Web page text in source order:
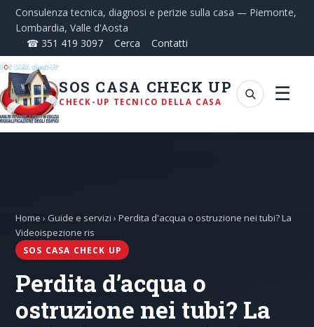
Consulenza tecnica, diagnosi e perizie sulla casa — Piemonte,
Lombardia, Valle d'Aosta
☎ 351 419 3097
Cerca Contatti
SOS CASA CHECK UP
CHECK-UP TECNICO DELLA CASA ☰
Home › Guide e servizi › Perdita d'acqua o ostruzione nei tubi? La
Videoispezione ris
SOS CASA CHECK UP
Perdita d’acqua o
ostruzione nei tubi? La